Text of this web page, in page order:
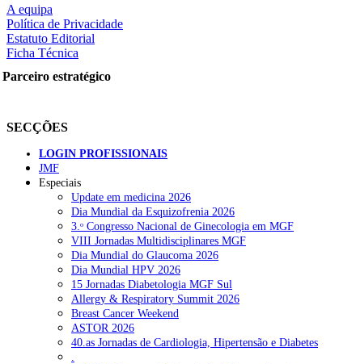
nas redes sociais:
RECENTES
Portugal está a formar os médicos de que precisa?
Estudantes de Medicina representados na 79.ª World Health
SCORA X-Change Portugal promove formação internacional
ANEM reúne com coordenador do Pacto Estratégico para a
A equipa
Política de Privacidade
Estatuto Editorial
Ficha Técnica
Parceiro estratégico
SECÇÕES
LOGIN PROFISSIONAIS
JMF
Especiais
Update em medicina 2026
Dia Mundial da Esquizofrenia 2026
3.ᵒ Congresso Nacional de Ginecologia em MGF
VIII Jornadas Multidisciplinares MGF
Dia Mundial do Glaucoma 2026
Dia Mundial HPV 2026
15 Jornadas Diabetologia MGF Sul
Allergy & Respiratory Summit 2026
Breast Cancer Weekend
ASTOR 2026
40.as Jornadas de Cardiologia, Hipertensão e Diabetes
.